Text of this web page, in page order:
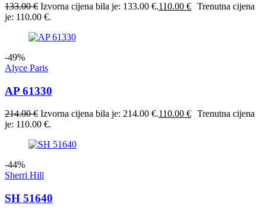
133.00€ Izvorna cijena bila je: 133.00 €.110.00 € Trenutna cijena
je: 110.00 €.
-49%
Alyce Paris
AP 61330
214.00€ Izvorna cijena bila je: 214.00 €.110.00 € Trenutna cijena
je: 110.00 €.
-44%
Sherri Hill
SH 51640